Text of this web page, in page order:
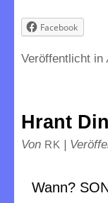
Facebook
Veröffentlicht in
Hrant
Von RK |
Wann?